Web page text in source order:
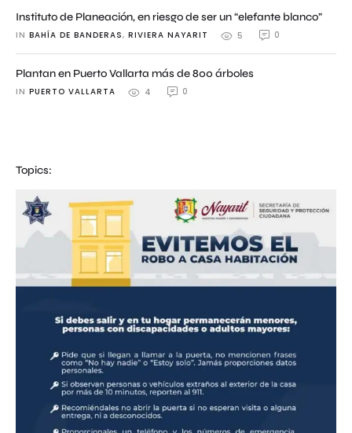
Instituto de Planeación, en riesgo de ser un “elefante blanco”
IN BAHÍA DE BANDERAS, RIVIERA NAYARIT 5 0
Plantan en Puerto Vallarta más de 800 árboles
IN PUERTO VALLARTA 4 0
Topics: